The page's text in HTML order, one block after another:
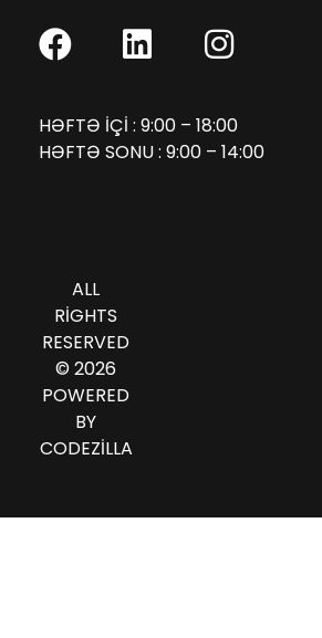
HƏFTƏ IÇI : 9:00 – 18:00
HƏFTƏ SONU : 9:00 – 14:00
ALL
RIGHTS
RESERVED
© 2026
POWERED
BY
CODEZILLA